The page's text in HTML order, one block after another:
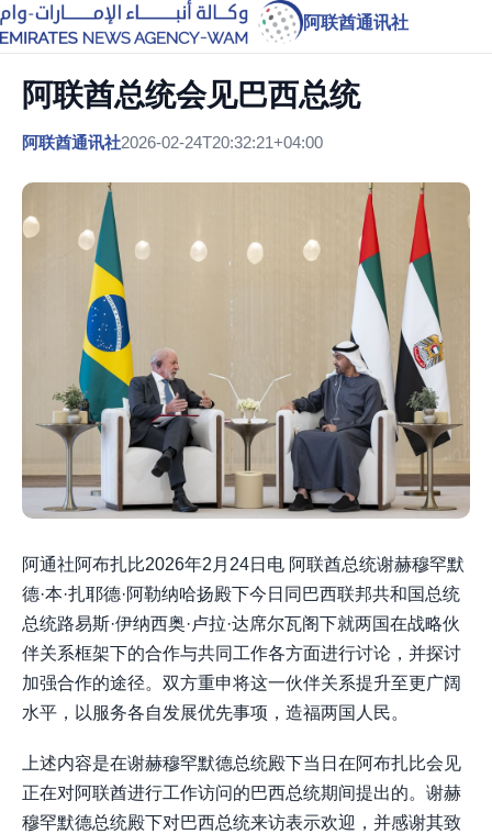
阿联酋通讯社
阿联酋总统会见巴西总统
阿联酋通讯社2026-02-24T20:32:21+04:00
阿通社阿布扎比2026年2月24日电 阿联酋总统谢赫穆罕默
德·本·扎耶德·阿勒纳哈扬殿下今日同巴西联邦共和国总统
总统路易斯·伊纳西奥·卢拉·达席尔瓦阁下就两国在战略伙
伴关系框架下的合作与共同工作各方面进行讨论，并探讨
加强合作的途径。双方重申将这一伙伴关系提升至更广阔
水平，以服务各自发展优先事项，造福两国人民。
上述内容是在谢赫穆罕默德总统殿下当日在阿布扎比会见
正在对阿联酋进行工作访问的巴西总统期间提出的。谢赫
穆罕默德总统殿下对巴西总统来访表示欢迎，并感谢其致